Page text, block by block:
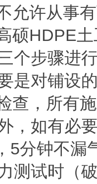
允许从事
硕HDPE
个步骤进
是对铺设
查，所有
，如有必
5分钟不漏
测试时（